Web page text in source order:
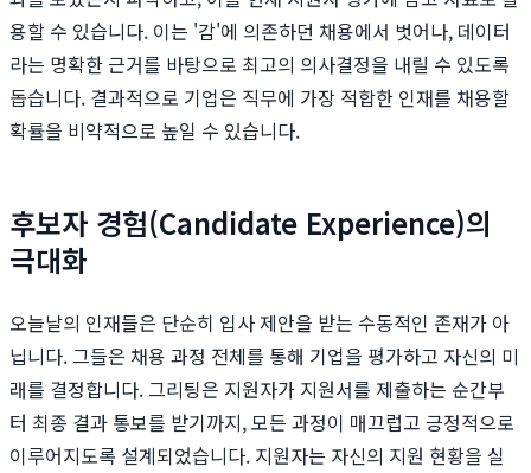
용할 수 있습니다. 이는 '감'에 의존하던 채용에서 벗어나, 데이터
라는 명확한 근거를 바탕으로 최고의 의사결정을 내릴 수 있도록
돕습니다. 결과적으로 기업은 직무에 가장 적합한 인재를 채용할
확률을 비약적으로 높일 수 있습니다.
후보자 경험(Candidate Experience)의
극대화
오늘날의 인재들은 단순히 입사 제안을 받는 수동적인 존재가 아
닙니다. 그들은 채용 과정 전체를 통해 기업을 평가하고 자신의 미
래를 결정합니다. 그리팅은 지원자가 지원서를 제출하는 순간부
터 최종 결과 통보를 받기까지, 모든 과정이 매끄럽고 긍정적으로
이루어지도록 설계되었습니다. 지원자는 자신의 지원 현황을 실